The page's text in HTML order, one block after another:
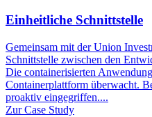
Einheitliche Schnittstelle
Gemeinsam mit der Union
Schnittstelle zwischen den
Die containerisierten
Containerplattform überwacht.
proaktiv eingegriffen....
Zur Case Study